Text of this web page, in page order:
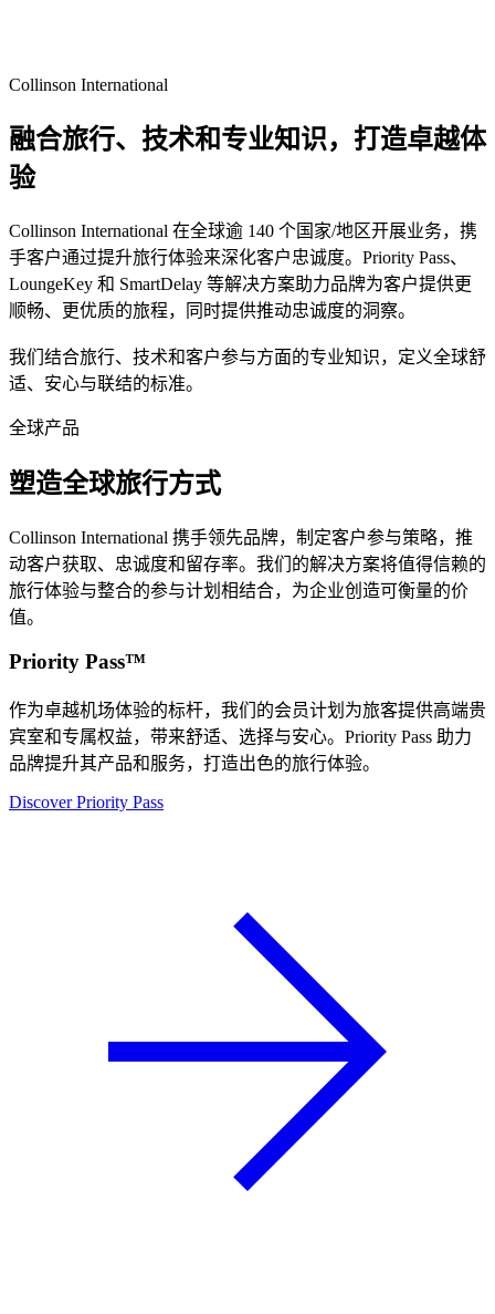
Collinson International
融合旅行、技术和专业知识，打造卓越体
验
Collinson International 在全球逾 140 个国家/地区开展业务，携
手客户通过提升旅行体验来深化客户忠诚度。Priority Pass、
LoungeKey 和 SmartDelay 等解决方案助力品牌为客户提供更
顺畅、更优质的旅程，同时提供推动忠诚度的洞察。
我们结合旅行、技术和客户参与方面的专业知识，定义全球舒
适、安心与联结的标准。
全球产品
塑造全球旅行方式
Collinson International 携手领先品牌，制定客户参与策略，推
动客户获取、忠诚度和留存率。我们的解决方案将值得信赖的
旅行体验与整合的参与计划相结合，为企业创造可衡量的价
值。
Priority Pass™
作为卓越机场体验的标杆，我们的会员计划为旅客提供高端贵
宾室和专属权益，带来舒适、选择与安心。Priority Pass 助力
品牌提升其产品和服务，打造出色的旅行体验。
Discover Priority Pass